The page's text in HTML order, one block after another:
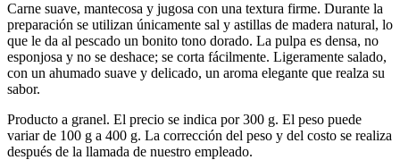
Carne suave, mantecosa y jugosa con una textura firme. Durante la
preparación se utilizan únicamente sal y astillas de madera natural, lo
que le da al pescado un bonito tono dorado. La pulpa es densa, no
esponjosa y no se deshace; se corta fácilmente. Ligeramente salado,
con un ahumado suave y delicado, un aroma elegante que realza su
sabor.
Producto a granel. El precio se indica por 300 g. El peso puede
variar de 100 g a 400 g. La corrección del peso y del costo se realiza
después de la llamada de nuestro empleado.